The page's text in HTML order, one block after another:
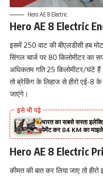
Hero AE 8 Electric
Hero AE 8 Electric
इसमें 250 वाट की बीएलडीसी हब
सिंगल चार्ज पर 80 किलोमीटर का
अधिकतम गति 25 किलोमीटर/घंटे
तो ब्रेकिंग के लिहाज से हीरो एई-8
जाएंगे।
भारत का सबसे सस्ता
पेमेंट कर 84 KM का
Hero AE 8 Electric
कीमत की बात कर लिया जाए तो